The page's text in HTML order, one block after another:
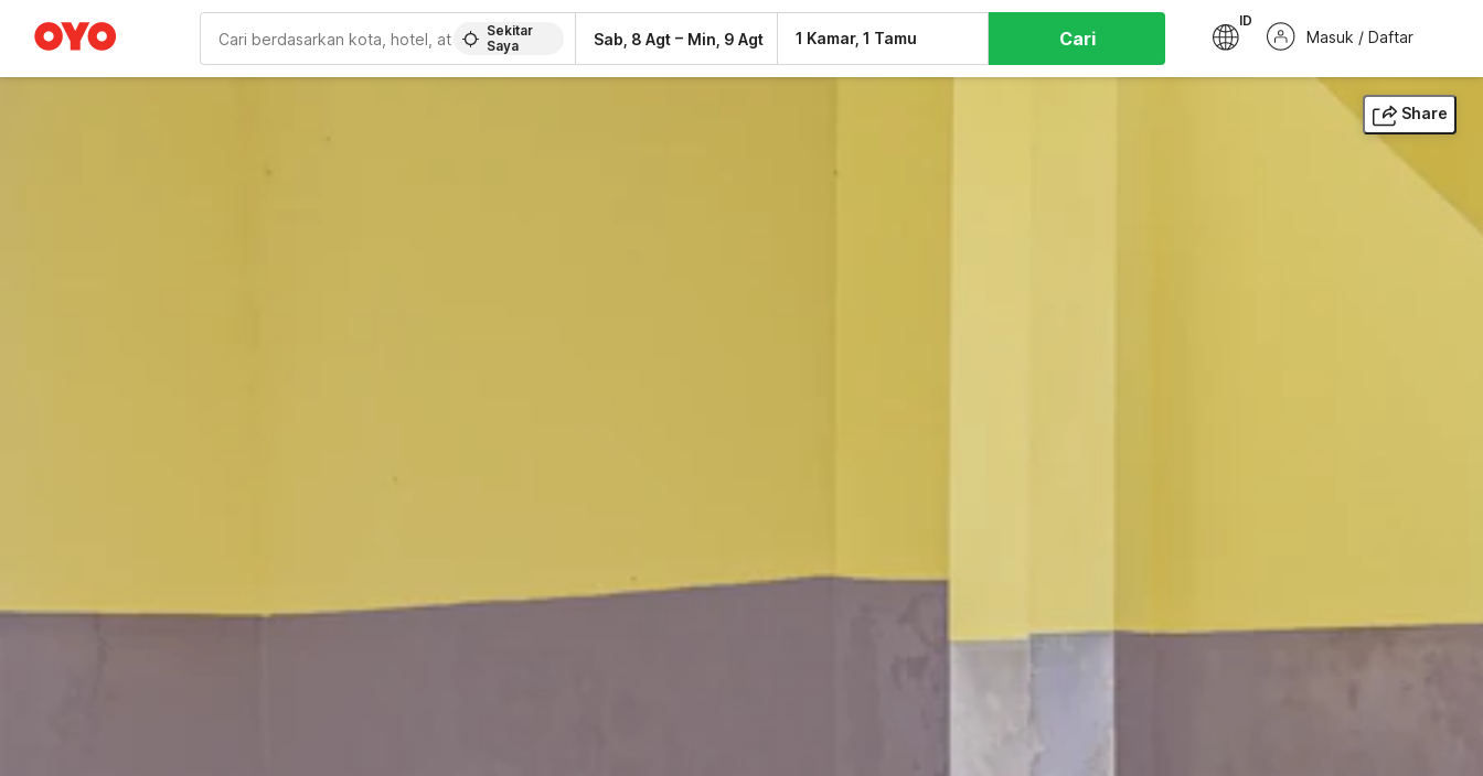
Sekitar
Saya
Sab, 8 Agt – Min, 9 Agt 1 Kamar, 1 Tamu Cari
ID
Masuk / Daftar
Share